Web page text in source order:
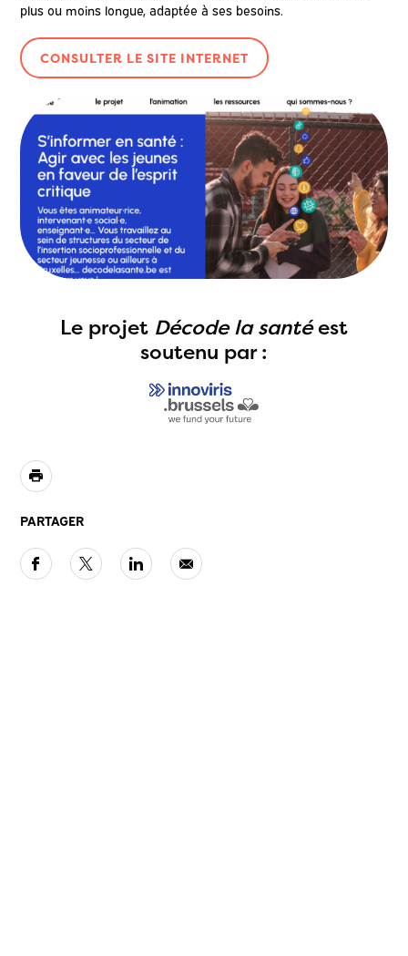
plus ou moins longue, adaptée à ses besoins.
CONSULTER LE SITE INTERNET
Le projet Décode la santéest
soutenu par :
PARTAGER